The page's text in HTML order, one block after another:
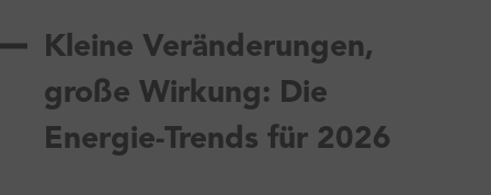
Kleine Veränderungen,
große Wirkung: Die
Energie-Trends für 2026